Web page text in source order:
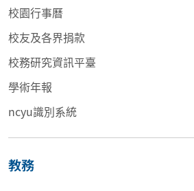
校園行事曆
校友及各界捐款
校務研究資訊平臺
學術年報
ncyu識別系統
教務